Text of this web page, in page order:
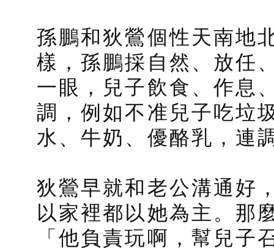
孫鵬和狄鶯個性天南地
樣，孫鵬採自然、放任
一眼，兒子飲食、作息
調，例如不准兒子吃垃
水、牛奶、優酪乳，連
狄鶯早就和老公溝通好
以家裡都以她為主。那
「他負責玩啊，幫兒子